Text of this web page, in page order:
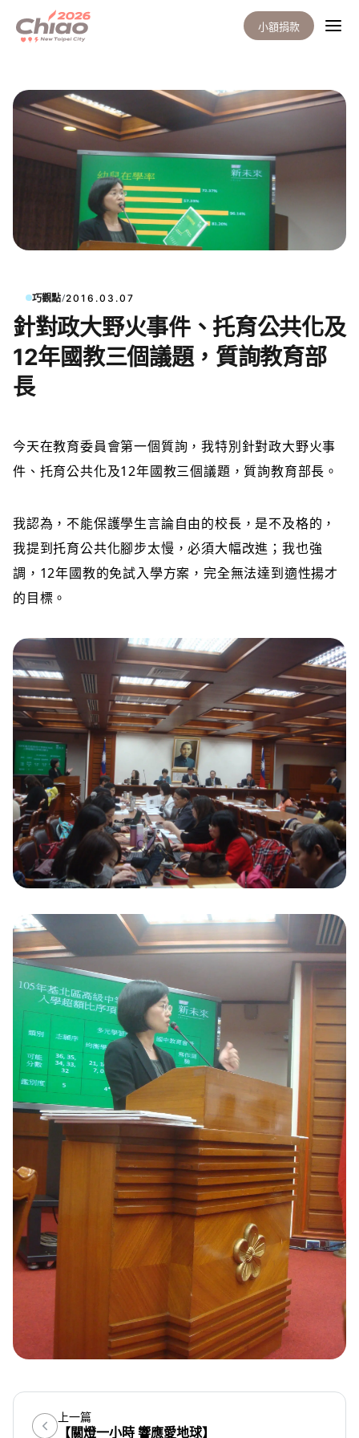
小額捐款
巧觀點/2016.03.07
針對政大野火事件、托育公共化及
12年國教三個議題，質詢教育部
長
今天在教育委員會第一個質詢，我特別針對政大野火事
件、托育公共化及12年國教三個議題，質詢教育部長。
我認為，不能保護學生言論自由的校長，是不及格的，
我提到托育公共化腳步太慢，必須大幅改進；我也強
調，12年國教的免試入學方案，完全無法達到適性揚才
的目標。
上一篇
【關燈一小時 響應愛地球】